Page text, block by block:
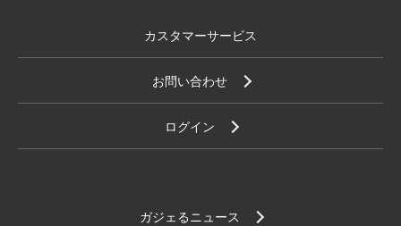
カスタマーサービス
お問い合わせ
ログイン
ガジェるニュース